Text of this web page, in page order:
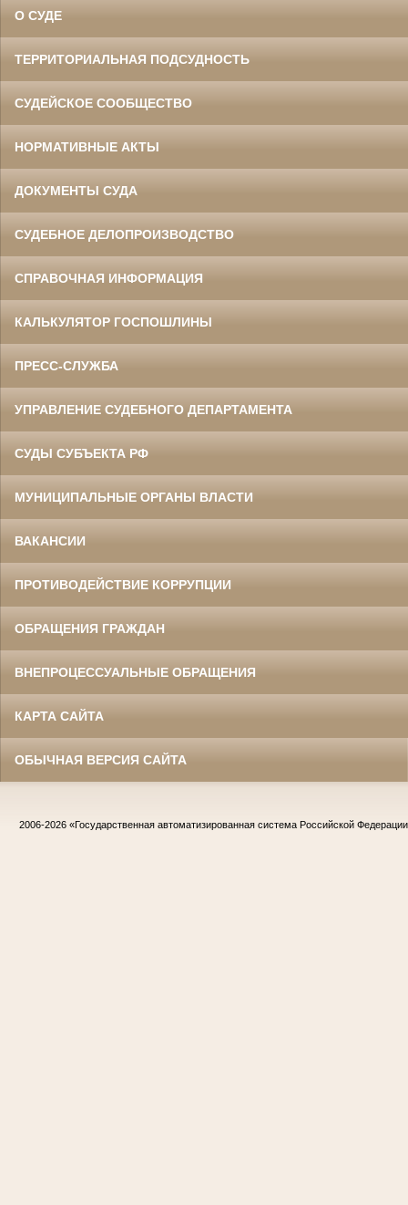
О СУДЕ
ТЕРРИТОРИАЛЬНАЯ ПОДСУДНОСТЬ
СУДЕЙСКОЕ СООБЩЕСТВО
НОРМАТИВНЫЕ АКТЫ
ДОКУМЕНТЫ СУДА
СУДЕБНОЕ ДЕЛОПРОИЗВОДСТВО
СПРАВОЧНАЯ ИНФОРМАЦИЯ
КАЛЬКУЛЯТОР ГОСПОШЛИНЫ
ПРЕСС-СЛУЖБА
УПРАВЛЕНИЕ СУДЕБНОГО ДЕПАРТАМЕНТА
СУДЫ СУБЪЕКТА РФ
МУНИЦИПАЛЬНЫЕ ОРГАНЫ ВЛАСТИ
ВАКАНСИИ
ПРОТИВОДЕЙСТВИЕ КОРРУПЦИИ
ОБРАЩЕНИЯ ГРАЖДАН
ВНЕПРОЦЕССУАЛЬНЫЕ ОБРАЩЕНИЯ
КАРТА САЙТА
ОБЫЧНАЯ ВЕРСИЯ САЙТА
2006-2026 «Государственная автоматизированная система Российской